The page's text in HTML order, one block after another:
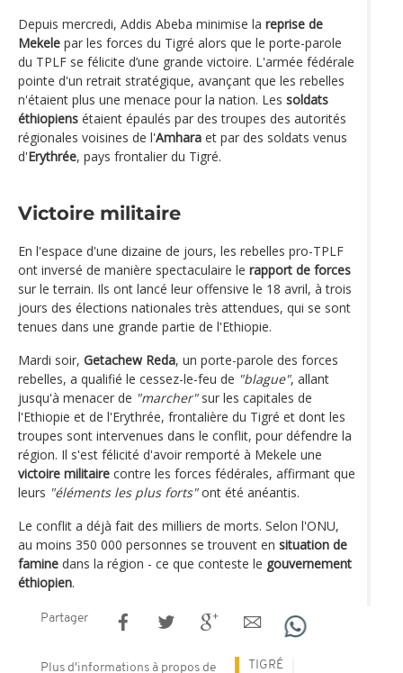
Depuis mercredi, Addis Abeba minimise la reprise de
Mekele par les forces du Tigré alors que le porte-parole
du TPLF se félicite d’une grande victoire. L'armée fédérale
pointe d'un retrait stratégique, avançant que les rebelles
n'étaient plus une menace pour la nation. Les soldats
éthiopiens étaient épaulés par des troupes des autorités
régionales voisines de l'Amhara et par des soldats venus
d'Erythrée, pays frontalier du Tigré.
Victoire militaire
En l'espace d'une dizaine de jours, les rebelles pro-TPLF
ont inversé de manière spectaculaire le rapport de forces
sur le terrain. Ils ont lancé leur offensive le 18 avril, à trois
jours des élections nationales très attendues, qui se sont
tenues dans une grande partie de l'Ethiopie.
Mardi soir, Getachew Reda, un porte-parole des forces
rebelles, a qualifié le cessez-le-feu de "blague", allant
jusqu'à menacer de "marcher"sur les capitales de
l'Ethiopie et de l'Erythrée, frontalière du Tigré et dont les
troupes sont intervenues dans le conflit, pour défendre la
région. Il s'est félicité d'avoir remporté à Mekele une
victoire militaire contre les forces fédérales, affirmant que
leurs "éléments les plus forts"ont été anéantis.
Le conflit a déjà fait des milliers de morts. Selon l'ONU,
au moins 350 000 personnes se trouvent en situation de
famine dans la région - ce que conteste le gouvernement
éthiopien.
Partager
Plus d'informations à propos de TIGRÉ